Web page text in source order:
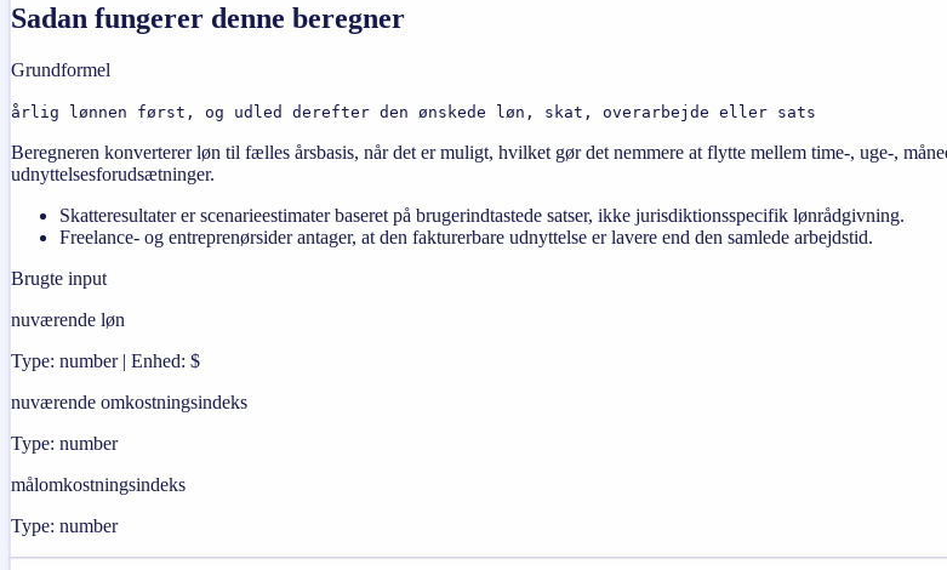
Sadan fungerer denne beregner
Grundformel
årlig lønnen først, og udled derefter den ønskede løn, skat, overarbejde eller sats
Beregneren konverterer løn til fælles årsbasis, når det er muligt, hvilket gør det nemmere at flytte mellem time-, uge-,
udnyttelsesforudsætninger.
Skatteresultater er scenarieestimater baseret på brugerindtastede satser, ikke jurisdiktionsspecifik lønrådgivning.
Freelance- og entreprenørsider antager, at den fakturerbare udnyttelse er lavere end den samlede arbejdstid.
Brugte input
nuværende løn
Type: number | Enhed: $
nuværende omkostningsindeks
Type: number
målomkostningsindeks
Type: number